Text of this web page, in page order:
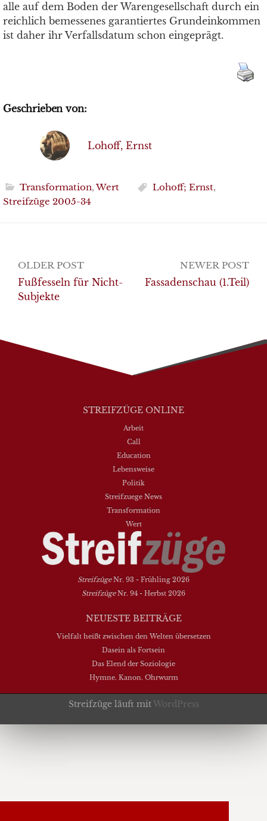
alle auf dem Boden der Warengesellschaft durch ein
reichlich bemessenes garantiertes Grundeinkommen
ist daher ihr Verfallsdatum schon eingeprägt.
Geschrieben von:
Lohoff, Ernst
Transformation,Wert Lohoff; Ernst,
Streifzüge 2005-34
Post
navigation
OLDER POST
Fußfesseln für Nicht-
Subjekte
NEWER POST
Fassadenschau (1.Teil)
STREIFZÜGE ONLINE
Arbeit
Call
Education
Lebensweise
Politik
Streifzuege News
Transformation
Wert
StreifzügeNr. 93 - Frühling 2026
StreifzügeNr. 94 - Herbst 2026
NEUESTE BEITRÄGE
Vielfalt heißt zwischen den Welten übersetzen
Dasein als Fortsein
Das Elend der Soziologie
Hymne. Kanon. Ohrwurm
Streifzüge läuft mitWordPress